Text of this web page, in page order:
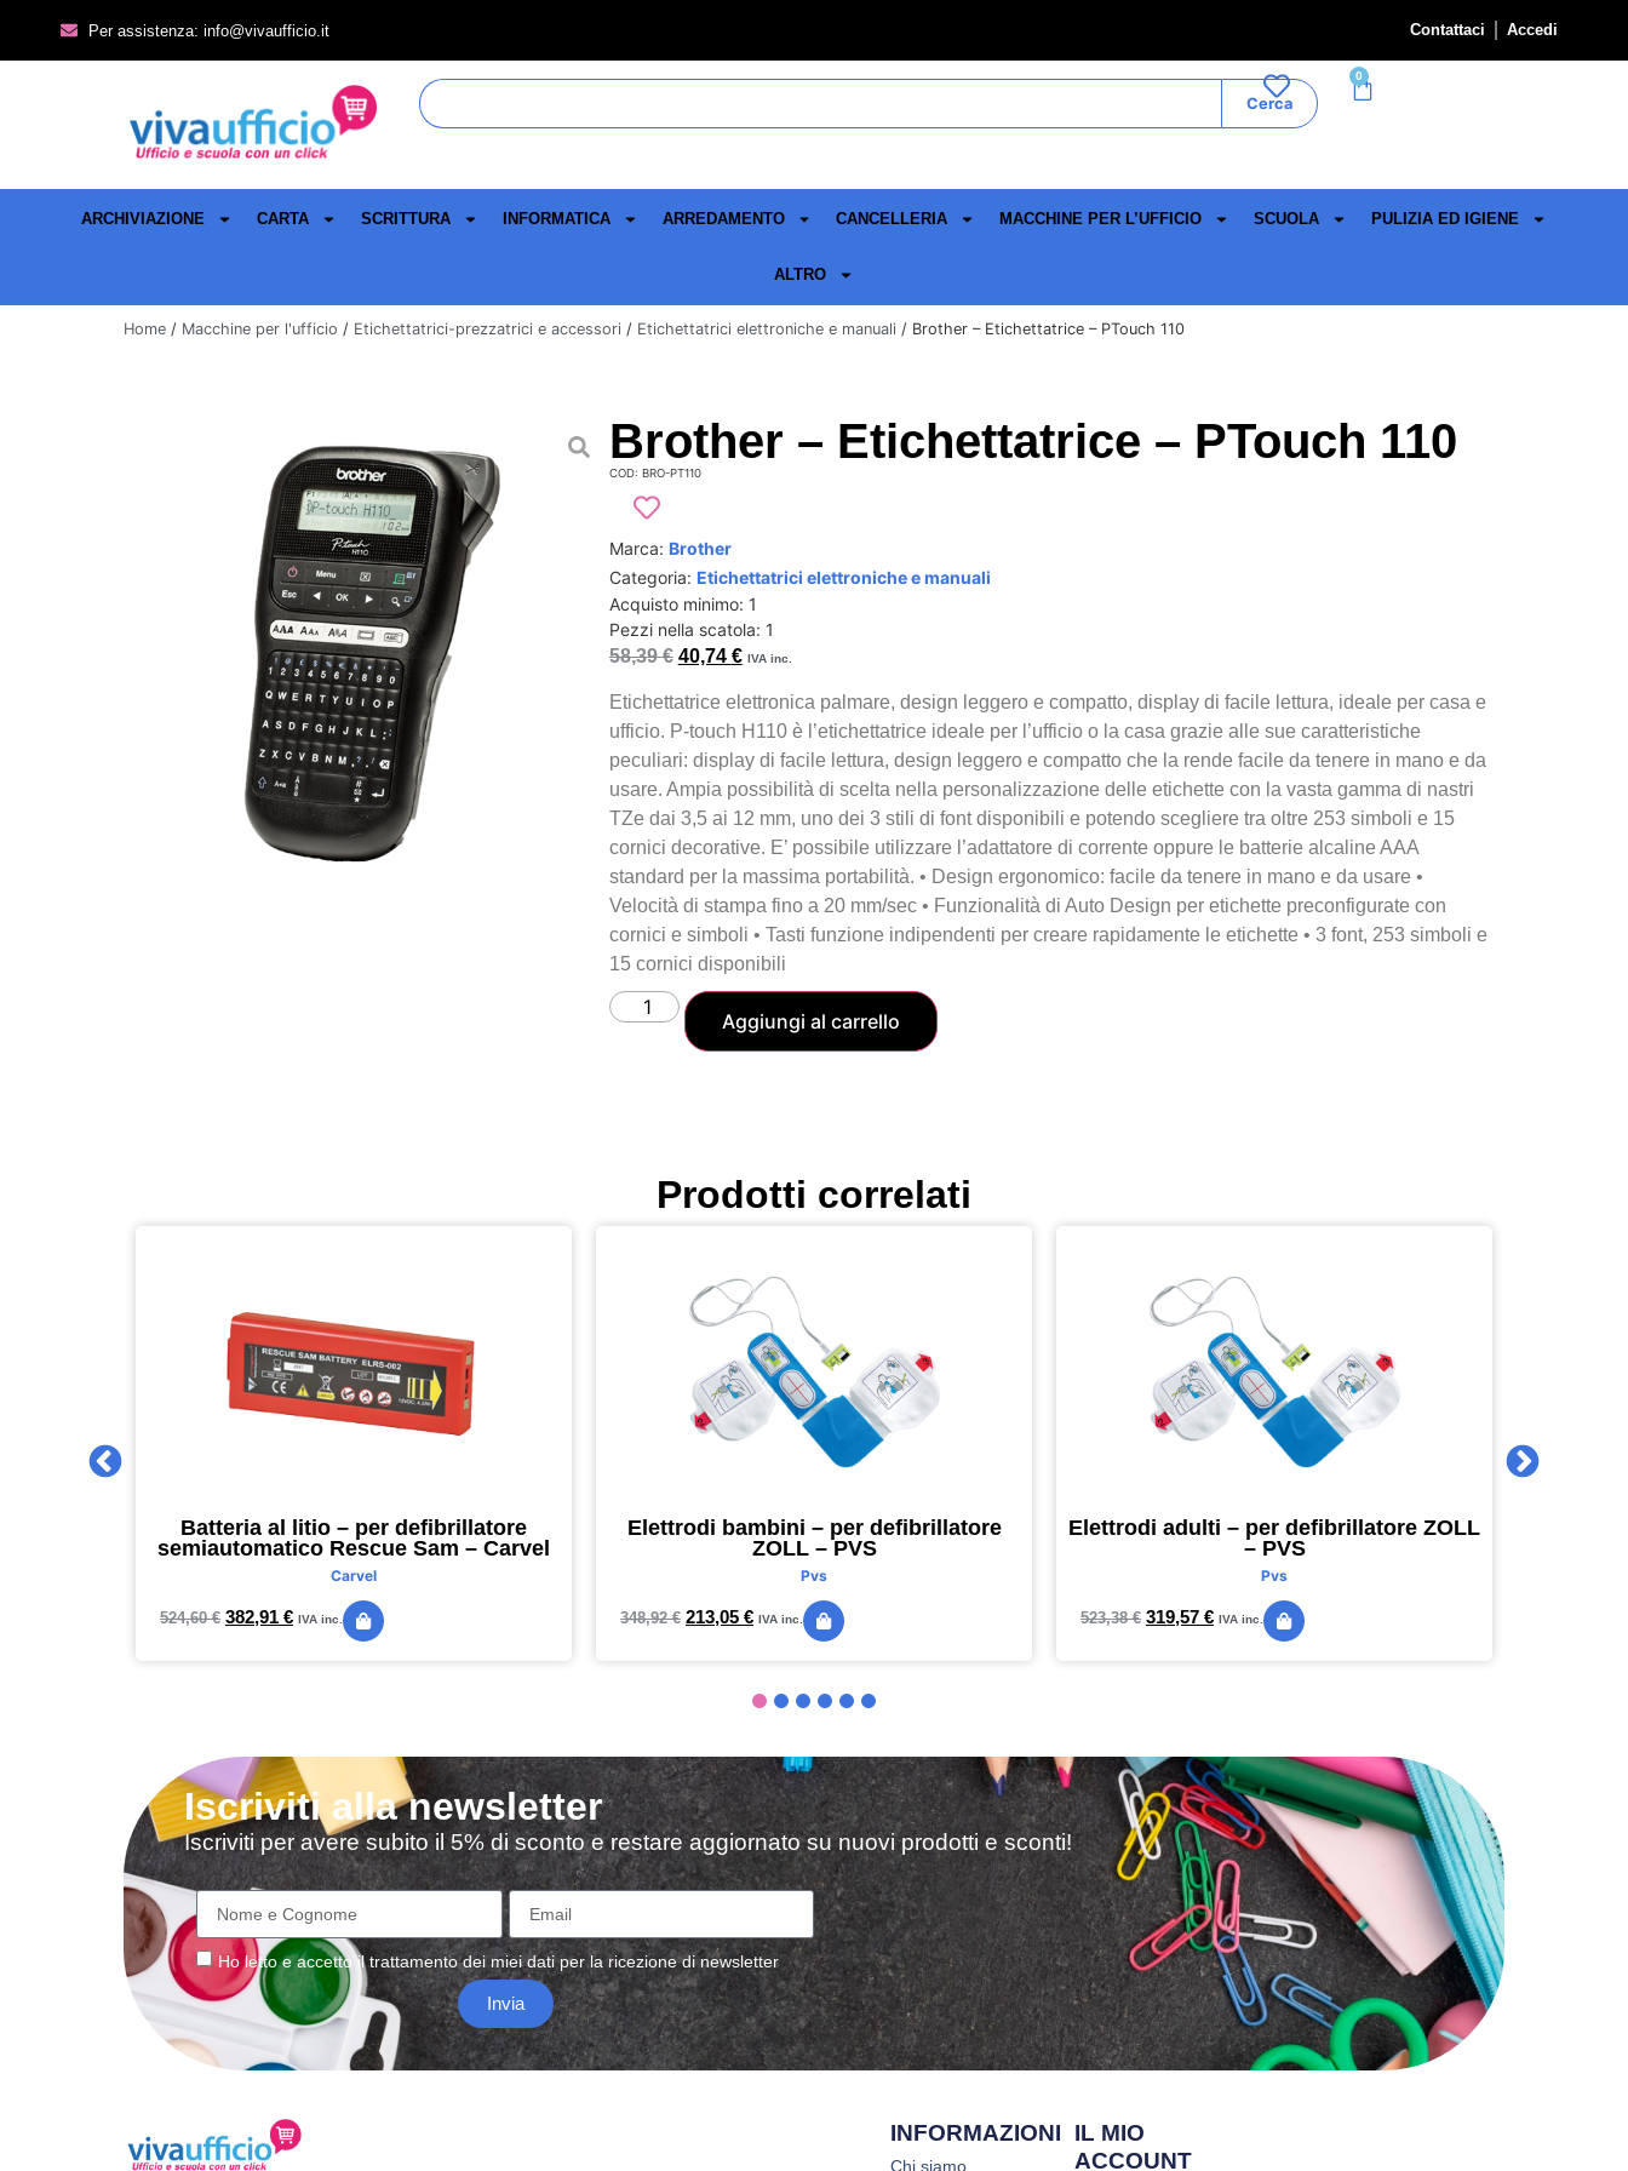
Per assistenza: info@vivaufficio.it Contattaci Accedi
Cerca
0
ARCHIVIAZIONE CARTA SCRITTURA INFORMATICA ARREDAMENTO CANCELLERIA MACCHINE PER L’UFFICIO SCUOLA PULIZIA ED IGIENE
ALTRO
Home / Macchine per l'ufficio / Etichettatrici-prezzatrici e accessori / Etichettatrici elettroniche e manuali / Brother – Etichettatrice – PTouch 110
Brother – Etichettatrice – PTouch 110
COD: BRO-PT110
Marca: Brother
Categoria: Etichettatrici elettroniche e manuali
Acquisto minimo: 1
Pezzi nella scatola: 1
58,39€ 40,74 € IVA inc.
Etichettatrice elettronica palmare, design leggero e compatto, display di facile lettura, ideale per casa e
ufficio. P-touch H110 è l’etichettatrice ideale per l’ufficio o la casa grazie alle sue caratteristiche
peculiari: display di facile lettura, design leggero e compatto che la rende facile da tenere in mano e da
usare. Ampia possibilità di scelta nella personalizzazione delle etichette con la vasta gamma di nastri
TZe dai 3,5 ai 12 mm, uno dei 3 stili di font disponibili e potendo scegliere tra oltre 253 simboli e 15
cornici decorative. E’ possibile utilizzare l’adattatore di corrente oppure le batterie alcaline AAA
standard per la massima portabilità. • Design ergonomico: facile da tenere in mano e da usare •
Velocità di stampa fino a 20 mm/sec • Funzionalità di Auto Design per etichette preconfigurate con
cornici e simboli • Tasti funzione indipendenti per creare rapidamente le etichette • 3 font, 253 simboli e
15 cornici disponibili
Aggiungi al carrello
Prodotti correlati
Batteria al litio – per defibrillatore
semiautomatico Rescue Sam – Carvel
Carvel
524,60€ 382,91 € IVA inc.
Elettrodi bambini – per defibrillatore
ZOLL – PVS
Pvs
348,92€ 213,05 € IVA inc.
Elettrodi adulti – per defibrillatore ZOLL
– PVS
Pvs
523,38€ 319,57 € IVA inc.
Iscriviti alla newsletter
Iscriviti per avere subito il 5% di sconto e restare aggiornato su nuovi prodotti e sconti!
Ho letto e accetto iltrattamentodei miei dati per la ricezione di newsletter
Invia
INFORMAZIONI
Chi siamo
IL MIO
ACCOUNT